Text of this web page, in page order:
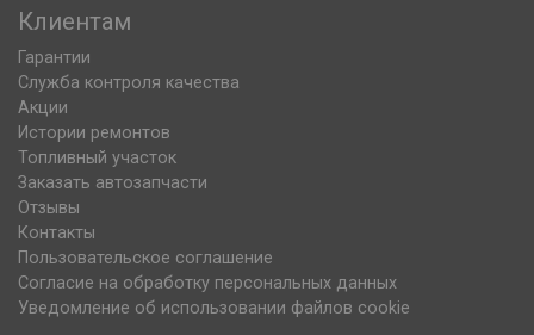
Клиентам
Гарантии
Служба контроля качества
Акции
Истории ремонтов
Топливный участок
Заказать автозапчасти
Отзывы
Контакты
Пользовательское соглашение
Согласие на обработку персональных данных
Уведомление об использовании файлов cookie